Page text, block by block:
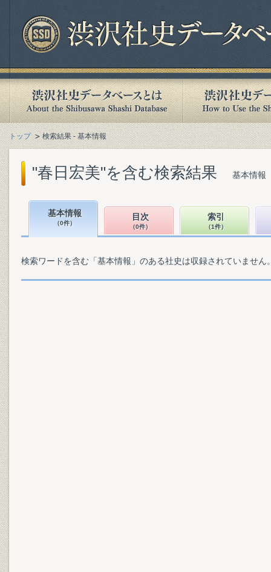
トップ 検索結果 - 基本情報
"春日宏美"を含む検索結果 基本情報
基本情報
（0件）
目次
（0件）
索引
（1件）
検索ワードを含む「基本情報」のある社史は収録されていません